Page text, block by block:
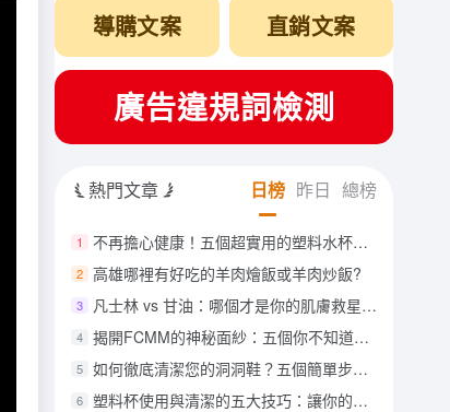
導購文案 直銷文案
廣告違規詞檢測
熱門文章 日榜 昨日 總榜
1 不再擔心健康！五個超實用的塑料水杯清洗與消毒技巧
2 高雄哪裡有好吃的羊肉燴飯或羊肉炒飯?
3 凡士林 vs 甘油：哪個才是你的肌膚救星？5 大關鍵差異一次解析！
4 揭開FCMM的神秘面紗：五個你不知道的品牌真相
5 如何徹底清潔您的洞洞鞋？五個簡單步驟讓它們恢復如新！
6 塑料杯使用與清潔的五大技巧：讓你的杯子重獲新生